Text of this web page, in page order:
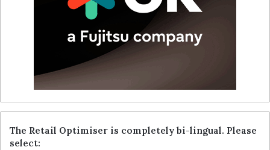
The Retail Optimiser is completely bi-lingual. Please
select: